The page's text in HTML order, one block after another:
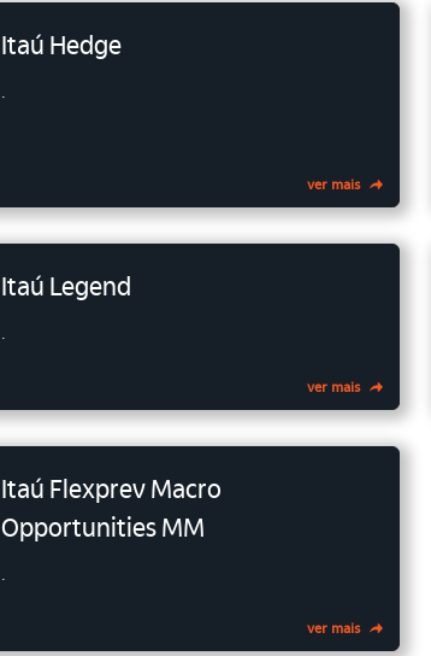
Itaú Hedge
.
ver mais
Itaú Legend
.
ver mais
Itaú Flexprev Macro
Opportunities MM
.
ver mais